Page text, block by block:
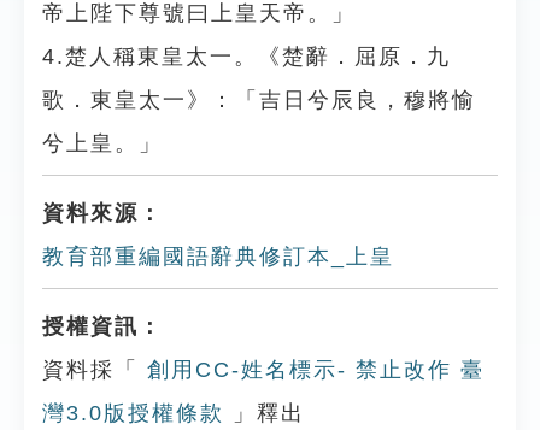
帝上陛下尊號曰上皇天帝。」
4.楚人稱東皇太一。《楚辭．屈原．九
歌．東皇太一》：「吉日兮辰良，穆將愉
兮上皇。」
資料來源：
教育部重編國語辭典修訂本_上皇
授權資訊：
資料採「
創用CC-姓名標示- 禁止改作 臺
灣3.0版授權條款
」釋出